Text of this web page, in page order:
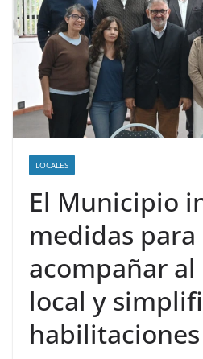
LOCALES
El Municipio
medidas para
acompañar
local y
habilitaciones